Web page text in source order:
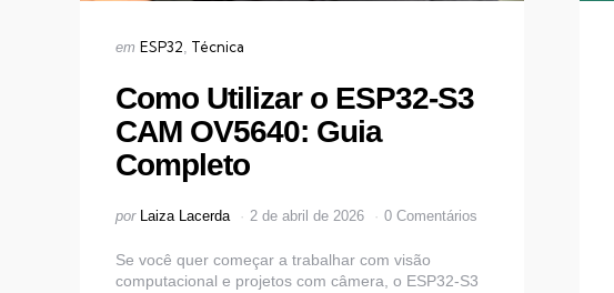
Categorias
Publicado
em ESP32 Técnica
Como Utilizar o ESP32-S3
CAM OV5640: Guia
Completo
Postado
por Laiza Lacerda 2 de abril de 2026 0 Comentários
Se você quer começar a trabalhar com visão
computacional e projetos com câmera, o ESP32-S3